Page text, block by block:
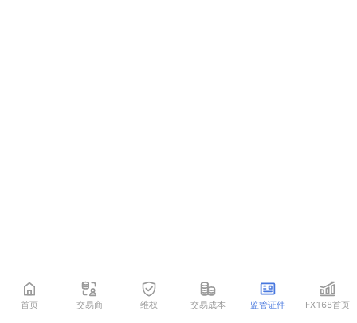
首页 交易商 维权 交易成本 监管证件 FX168首页